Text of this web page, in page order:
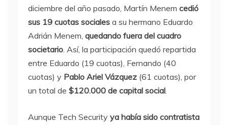
diciembre del año pasado, Martín Menem cedió
sus 19 cuotas sociales a su hermano Eduardo
Adrián Menem, quedando fuera del cuadro
societario. Así, la participación quedó repartida
entre Eduardo (19 cuotas), Fernando (40
cuotas) y Pablo Ariel Vázquez (61 cuotas), por
un total de $120.000 de capital social.
Aunque Tech Security ya había sido contratista